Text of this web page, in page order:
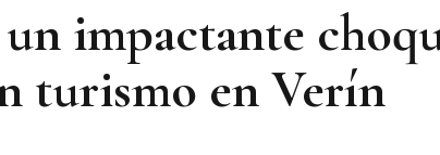
impactante
turismo en Verín